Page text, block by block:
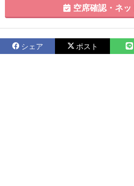
空席確認・ネ
シェア ポスト